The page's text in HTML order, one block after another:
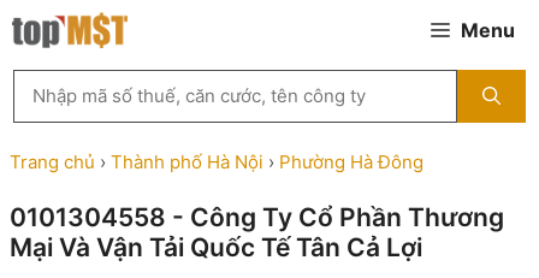
Chuyển
đến
Menu
kiếm
MST
theo
tên
ty,
người
Trang chủ › Thành phố Hà Nội › Phường Hà Đông
0101304558 - Công Ty Cổ Phần Thương
Mại Và Vận Tải Quốc Tế Tân Cả Lợi